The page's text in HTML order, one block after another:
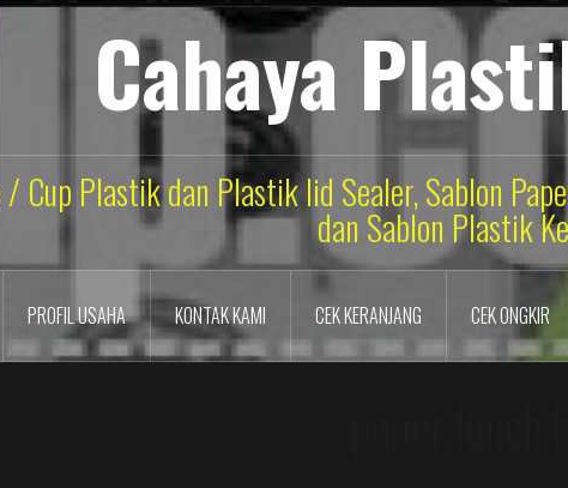
Cahaya
/ Cup Plastik dan Plastik lid Sealer, Sablon
dan Sablon Plastik
PROFIL USAHA KONTAK KAMI CEK KERANJANG CEK ONGKIR